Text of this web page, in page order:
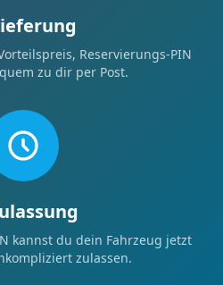
Reservierungs-PIN
zu dir per Post.
kannst du dein Fahrzeug jetzt
zulassen.